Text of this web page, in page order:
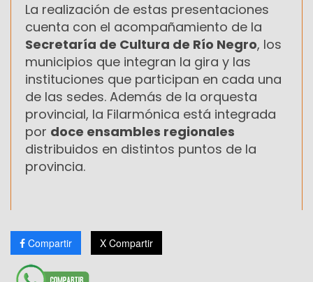
La realización de estas presentaciones
cuenta con el acompañamiento de la
Secretaría de Cultura de Río Negro, los
municipios que integran la gira y las
instituciones que participan en cada una
de las sedes. Además de la orquesta
provincial, la Filarmónica está integrada
por doce ensambles regionales
distribuidos en distintos puntos de la
provincia.
Compartir X Compartir